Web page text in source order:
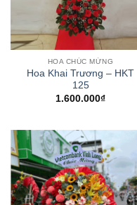
HOA CHÚC MỪNG
Hoa Khai Trương – HKT
125
1.600.000₫